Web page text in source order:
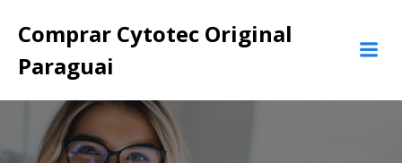
para
Comprar Cytotec Original
Paraguai